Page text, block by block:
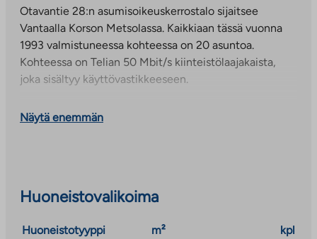
Otavantie 28:n asumisoikeuskerrostalo sijaitsee
Vantaalla Korson Metsolassa. Kaikkiaan tässä vuonna
1993 valmistuneessa kohteessa on 20 asuntoa.
Kohteessa on Telian 50 Mbit/s kiinteistölaajakaista,
joka sisältyy käyttövastikkeeseen.
kaupunginosassa junaradan varrella. Alueelta on hyvät
palvelut vain muutaman sadan metrin päässä.
Lähistöllä on hyvät ulkoilu- ja liikuntamahdollisuudet.
Näytä enemmän
Huoneistovalikoima
Huoneistotyyppi m²
kpl